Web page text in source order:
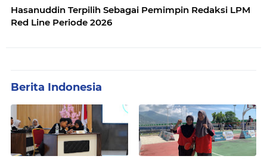
Hasanuddin Terpilih Sebagai Pemimpin Redaksi LPM
Red Line Periode 2026
Berita Indonesia